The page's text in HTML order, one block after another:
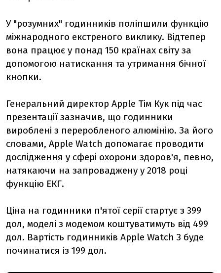
У "розумних" годинників поліпшили функцію
міжнародного екстреного виклику. Відтепер
вона працює у понад 150 країнах світу за
допомогою натискання та утримання бічної
кнопки.
Генеральний директор Apple Тім Кук під час
презентації зазначив, що годинники
вироблені з переробленого алюмінію. За його
словами, Apple Watch допомагає проводити
дослідження у сфері охорони здоров'я, певно,
натякаючи на запроваджену у 2018 році
функцію ЕКГ.
Ціна на годинники п'ятої серії стартує з 399
дол, моделі з модемом коштуватимуть від 499
дол. Вартість годинників Apple Watch 3 буде
починатися із 199 дол.